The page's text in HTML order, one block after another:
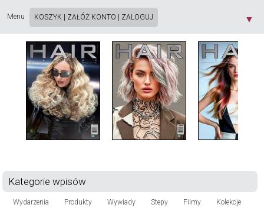
Menu ▼
KOSZYK ZAŁÓŻ KONTO ZALOGUJ
Kategorie wpisów
Wydarzenia Produkty Wywiady Stepy Filmy
Kolekcje
cookie, zgodnie z aktualnymi ustawieniami przeglądarki. Dowiedz się więcej o
Prywatności [X]